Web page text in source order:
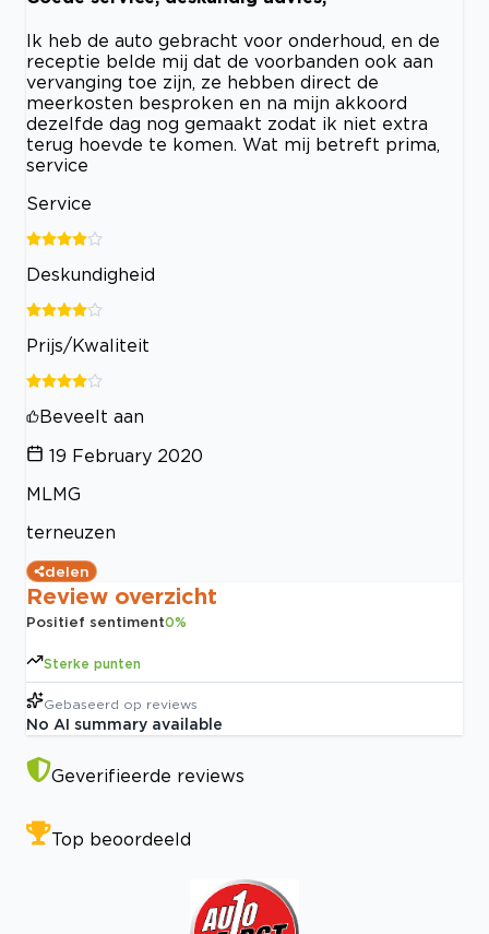
Ik heb de auto gebracht voor onderhoud, en de
receptie belde mij dat de voorbanden ook aan
vervanging toe zijn, ze hebben direct de
meerkosten besproken en na mijn akkoord
dezelfde dag nog gemaakt zodat ik niet extra
terug hoevde te komen. Wat mij betreft prima,
service
Service
Deskundigheid
Prijs/Kwaliteit
Beveelt aan
19 February 2020
MLMG
terneuzen
delen
Review overzicht
Positief sentiment0%
Sterke punten
Gebaseerd op reviews
No AI summary available
Geverifieerde reviews
Top beoordeeld